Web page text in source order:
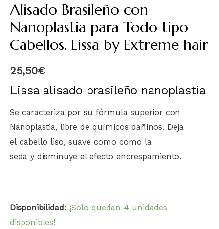
Alisado Brasileño con
Nanoplastia para Todo tipo
Cabellos. Lissa by Extreme hair
25,50€
Lissa alisado brasileño nanoplastia
Se caracteriza por su fórmula superior con
Nanoplastia, libre de químicos dañinos. Deja
el cabello liso, suave como como la
seda y disminuye el efecto encrespamiento.
Disponibilidad: ¡Solo quedan 4 unidades
disponibles!